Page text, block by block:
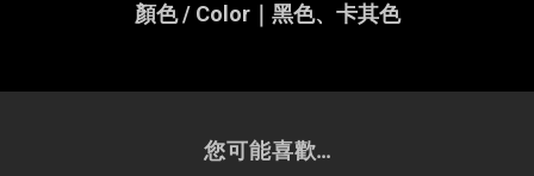
顏色 / Color｜黑色、卡其色
您可能喜歡...